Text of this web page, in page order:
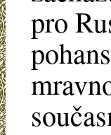
pro